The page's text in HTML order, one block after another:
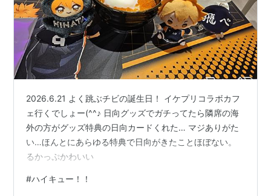
作者:古舘春一
出版社/メーカー:集英社
発売日:2014/06/04
メディア:コミック
この商品を含むブログ (17件) を見る
ハイキュー!! 12 (ジャンプコミック
ス)
作者: 古舘春一
出版社/メーカー: 集英社
2026.6.21 よく跳ぶチビの誕生日！ イケプリコラボカフ
ェ行くでしょー(^^♪ 日向グッズでガチってたら隣席の海
外の方がグッズ特典の日向カードくれた… マジありがた
い…ほんとにあらゆる特典で日向がきたことほぼない。
るかっぷかわいい
#ハイキュー！！